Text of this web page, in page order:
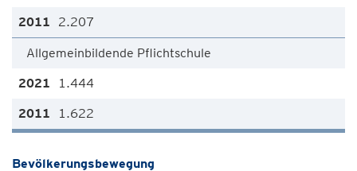
2.207
Allgemeinbildende Pflichtschule
1.444
1.622
Bevölkerungsbewegung